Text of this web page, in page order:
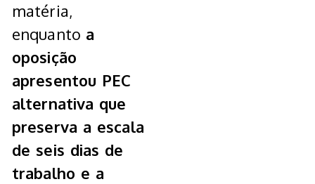
matéria,
enquanto a
oposição
apresentou PEC
alternativa que
preserva a escala
de seis dias de
trabalho e a